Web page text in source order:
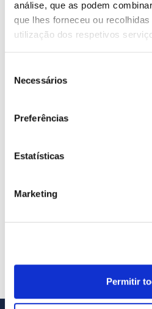
análise, que as podem
que lhes forneceu ou
utilização dos respetivos
Necessários
Preferências
Estatísticas
Marketing
Permitir